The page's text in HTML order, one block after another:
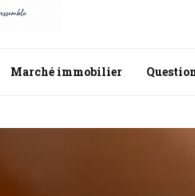
Marché immobilier